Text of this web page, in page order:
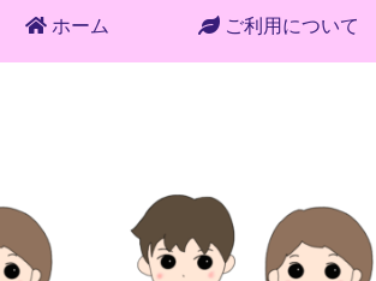
ホーム ご利用について